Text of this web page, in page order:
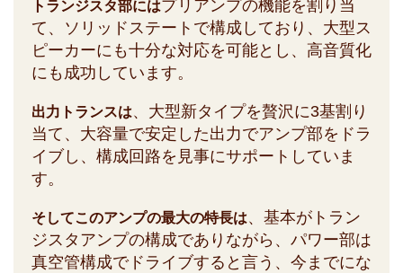
トランジスタ部にはプリアンプの機能を割り当
て、ソリッドステートで構成しており、大型ス
ピーカーにも十分な対応を可能とし、高音質化
にも成功しています。
出力トランスは、大型新タイプを贅沢に3基割り
当て、大容量で安定した出力でアンプ部をドラ
イブし、構成回路を見事にサポートしていま
す。
そしてこのアンプの最大の特長は、基本がトラン
ジスタアンプの構成でありながら、パワー部は
真空管構成でドライブすると言う、今までにな